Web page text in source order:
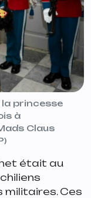
princesse
à
Claus
était au
militaires. Ces